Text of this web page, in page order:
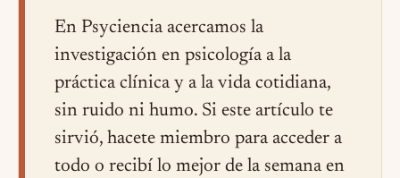
En Psyciencia acercamos la
investigación en psicología a la
práctica clínica y a la vida cotidiana,
sin ruido ni humo. Si este artículo te
sirvió, hacete miembro para acceder a
todo o recibí lo mejor de la semana en